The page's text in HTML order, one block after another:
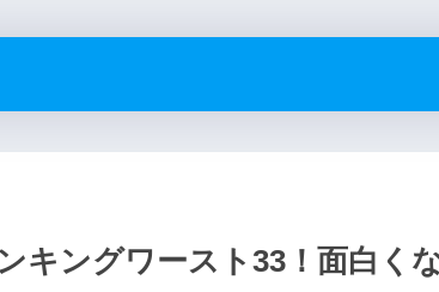
キングワースト33！面白く